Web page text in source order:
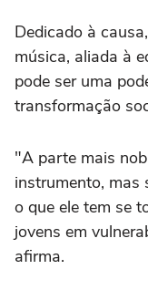
Dedicado à
música, aliada à
pode ser uma
transformação
"A parte mais
instrumento, mas
o que ele tem se
jovens em
afirma.